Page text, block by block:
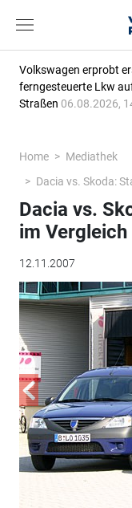
Volkswagen erprobt
ferngesteuerte Lkw
Straßen 06.08.2026,
Home
Mediathek
Dacia vs. Skoda:
12.11.2007
Dacia vs.
im Vergleich